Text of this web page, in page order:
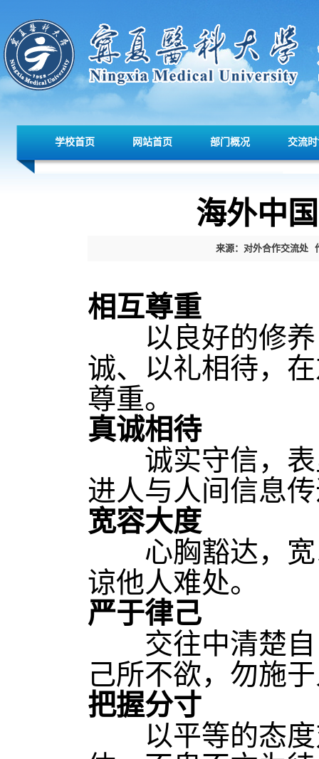
学校首页 网站首页 部门概况 交流
海外中
来源：对外合作交流处
相互尊重
以良好的修养
诚、以礼相待，
尊重。
真诚相待
诚实守信，表
进人与人间信息
宽容大度
心胸豁达，宽
谅他人难处。
严于律己
交往中清楚自
己所不欲，勿施
把握分寸
以平等的态度